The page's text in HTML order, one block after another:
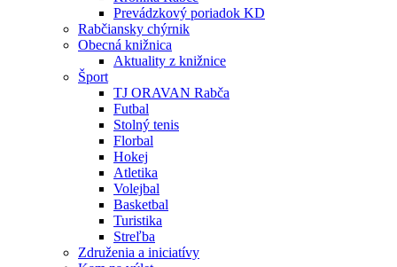
Prevádzkový poriadok KD
Rabčiansky chýrnik
Obecná knižnica
Aktuality z knižnice
Šport
TJ ORAVAN Rabča
Futbal
Stolný tenis
Florbal
Hokej
Atletika
Volejbal
Basketbal
Turistika
Streľba
Združenia a iniciatívy